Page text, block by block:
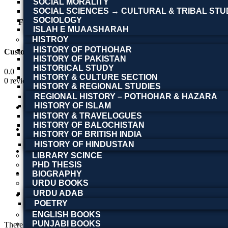
SOCIAL MORALITY
SOCIAL SCIENCES → CULTURAL & TRIBAL
SOCIOLOGY
ISLAH E MUAASHARAH
HISTROY
HISTORY OF POTHOHAR
HISTORY OF PAKISTAN
HISTORICAL STUDY
HISTORY & CULTURE SECTION
HISTORY & REGIONAL STUDIES
REGIONAL HISTORY – POTHOHAR & HAZARA
HISTORY OF ISLAM
HISTORY & TRAVELOGUES
HISTORY OF BALOCHISTAN
HISTORY OF BRITISH INDIA
HISTORY OF HINDUSTAN
LIBRARY SCINCE
PHD THESIS
BIOGRAPHY
URDU BOOKS
URDU ADAB
POETRY
ENGLISH BOOKS
PUNJABI BOOKS
FORMAT PDF
Customer Reviews
0.0
0 reviews
5 stars
4 stars
3 stars
2 stars
1 stars
There are no reviews yet.